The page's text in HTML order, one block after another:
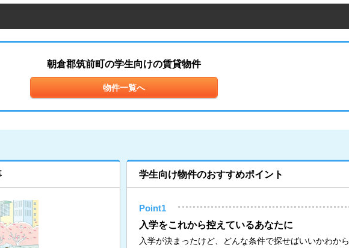
朝倉郡筑前町の学生向けの賃貸物件
物件一覧へ
学生向け物件のおすすめポイント
Point1
入学をこれから控えているあなたに
入学が決まったけど、どんな条件で探せばいいかわか